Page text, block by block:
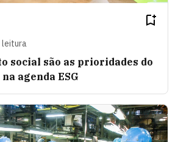
leitura
social são as prioridades do
agenda ESG